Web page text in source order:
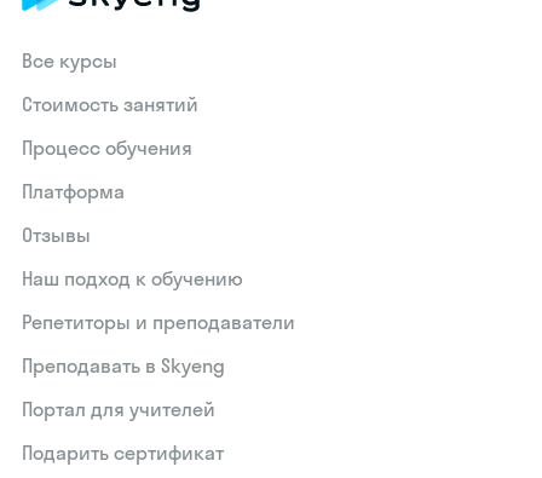
Все курсы
Стоимость занятий
Процесс обучения
Платформа
Отзывы
Наш подход к обучению
Репетиторы и преподаватели
Преподавать в Skyeng
Портал для учителей
Подарить сертификат